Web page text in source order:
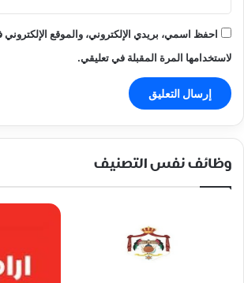
احفظ اسمي، بريدي الإلكتروني، والموقع
لاستخدامها المرة المقبلة في تعليقي.
وظائف نفس التصنيف